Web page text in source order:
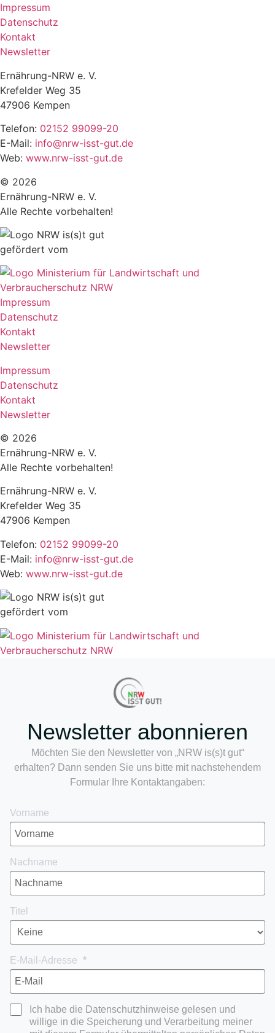
Impressum
Datenschutz
Kontakt
Newsletter
Ernährung-NRW e. V.
Krefelder Weg 35
47906 Kempen
Telefon: 02152 99099-20
E-Mail: info@nrw-isst-gut.de
Web: www.nrw-isst-gut.de
© 2026
Ernährung-NRW e. V.
Alle Rechte vorbehalten!
gefördert vom
Impressum
Datenschutz
Kontakt
Newsletter
Impressum
Datenschutz
Kontakt
Newsletter
© 2026
Ernährung-NRW e. V.
Alle Rechte vorbehalten!
Ernährung-NRW e. V.
Krefelder Weg 35
47906 Kempen
Telefon: 02152 99099-20
E-Mail: info@nrw-isst-gut.de
Web: www.nrw-isst-gut.de
gefördert vom
Newsletter abonnieren
Möchten Sie den Newsletter von „NRW is(s)t gut“
erhalten? Dann senden Sie uns bitte mit nachstehendem
Formular Ihre Kontaktangaben:
Vorname
Nachname
Titel
E-Mail-Adresse
Ich habe die Datenschutzhinweise gelesen und
willige in die Speicherung und Verarbeitung meiner